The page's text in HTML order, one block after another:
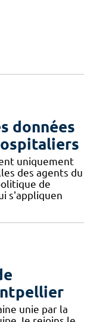
données
uniquement
des agents du
de
s'appliquen
unie par la